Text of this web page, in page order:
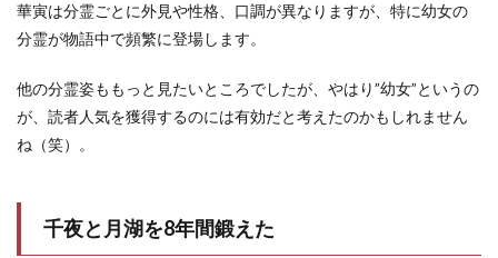
華寅は分霊ごとに外見や性格、口調が異なりますが、特に幼女の
分霊が物語中で頻繁に登場します。
他の分霊姿ももっと見たいところでしたが、やはり”幼女”というの
が、読者人気を獲得するのには有効だと考えたのかもしれません
ね（笑）。
千夜と月湖を8年間鍛えた